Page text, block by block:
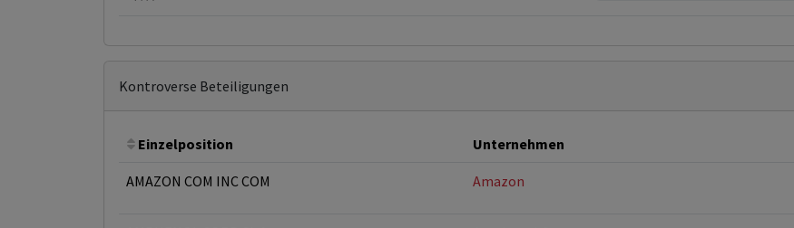
Kontroverse Beteiligungen
Einzelposition Unternehmen
AMAZON COM INC COM Amazon